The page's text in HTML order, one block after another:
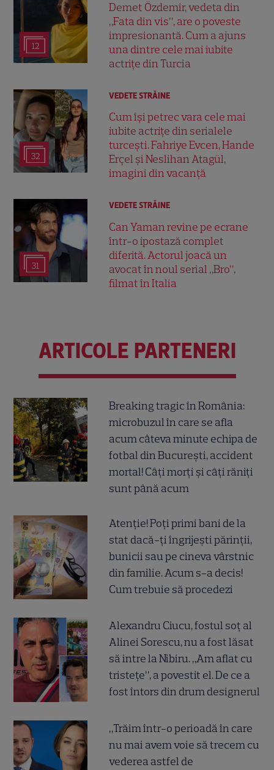
12
Demet Özdemir, vedeta din
„Fata din vis”, are o poveste
impresionantă. Cum a ajuns
una dintre cele mai iubite
actrițe din Turcia
32
VEDETE STRĂINE
Cum își petrec vara cele mai
iubite actrițe din serialele
turcești. Fahriye Evcen, Hande
Erçel și Neslihan Atagül,
imagini din vacanță
31
VEDETE STRĂINE
Can Yaman revine pe ecrane
într-o ipostază complet
diferită. Actorul joacă un
avocat în noul serial „Bro”,
filmat în Italia
ARTICOLE PARTENERI
Breaking tragic în România:
microbuzul în care se afla
acum câteva minute echipa de
fotbal din București, accident
mortal! Câți morți și câți răniți
sunt până acum
Atenție! Poți primi bani de la
stat dacă-ți îngrijești părinții,
bunicii sau pe cineva vârstnic
din familie. Acum s-a decis!
Cum trebuie să procedezi
Alexandru Ciucu, fostul soț al
Alinei Sorescu, nu a fost lăsat
să intre la Nibiru. „Am aflat cu
tristețe”, a povestit el. De ce a
fost întors din drum designerul
„Trăim într-o perioadă în care
nu mai avem voie să trecem cu
vederea astfel de